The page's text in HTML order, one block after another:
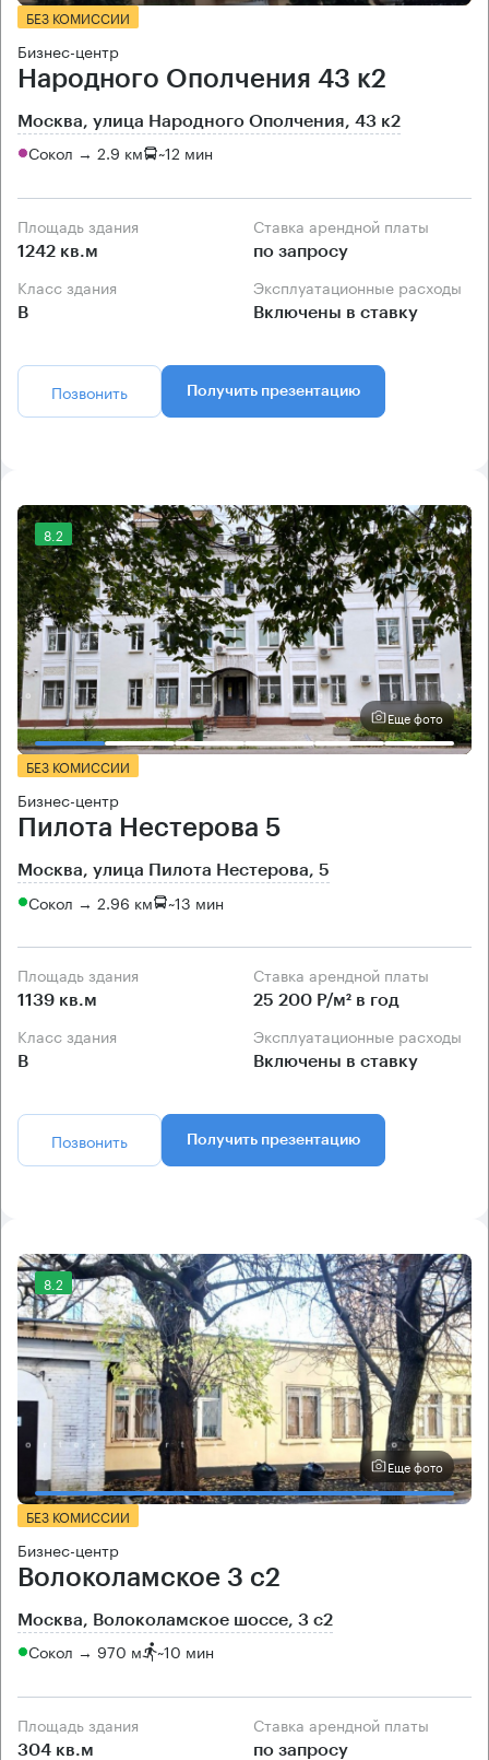
БЕЗ КОМИССИИ
Бизнес-центр
Народного Ополчения 43 к2
Москва, улица Народного Ополчения, 43 к2
Сокол → 2.9 км ~12 мин
Площадь здания
1242 кв.м
Ставка арендной платы
по запросу
Класс здания
B
Эксплуатационные расходы
Включены в ставку
Позвонить Получить презентацию
8.2
Еще фото
БЕЗ КОМИССИИ
Бизнес-центр
Пилота Нестерова 5
Москва, улица Пилота Нестерова, 5
Сокол → 2.96 км ~13 мин
Площадь здания
1139 кв.м
Ставка арендной платы
25 200 Р/м² в год
Класс здания
B
Эксплуатационные расходы
Включены в ставку
Позвонить Получить презентацию
8.2
Еще фото
БЕЗ КОМИССИИ
Бизнес-центр
Волоколамское 3 с2
Москва, Волоколамское шоссе, 3 с2
Сокол → 970 м ~10 мин
Площадь здания
304 кв.м
Ставка арендной платы
по запросу